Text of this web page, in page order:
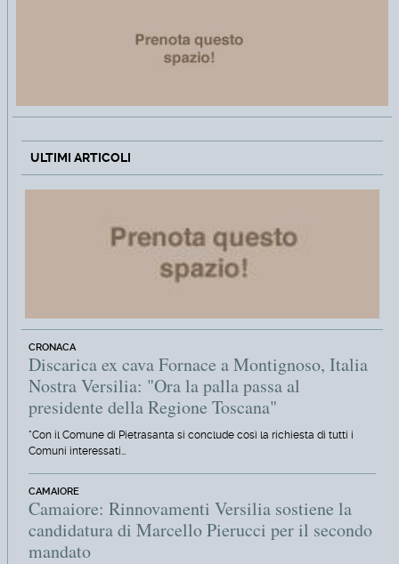
ULTIMI ARTICOLI
CRONACA
Discarica ex cava Fornace a Montignoso, Italia
Nostra Versilia: "Ora la palla passa al
presidente della Regione Toscana"
"Con il Comune di Pietrasanta si conclude così la richiesta di tutti i
Comuni interessati…
CAMAIORE
Camaiore: Rinnovamenti Versilia sostiene la
candidatura di Marcello Pierucci per il secondo
mandato